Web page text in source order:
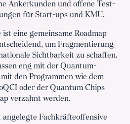
Ankerkunden und offene Test-
für Start-ups und KMU.
eine gemeinsame Roadmap
um Fragmentierung
Sichtbarkeit zu schaffen.
eng mit der Quantum-
den Programmen wie dem
oder der Quantum Chips
verzahnt werden.
Fachkräfteoffensive